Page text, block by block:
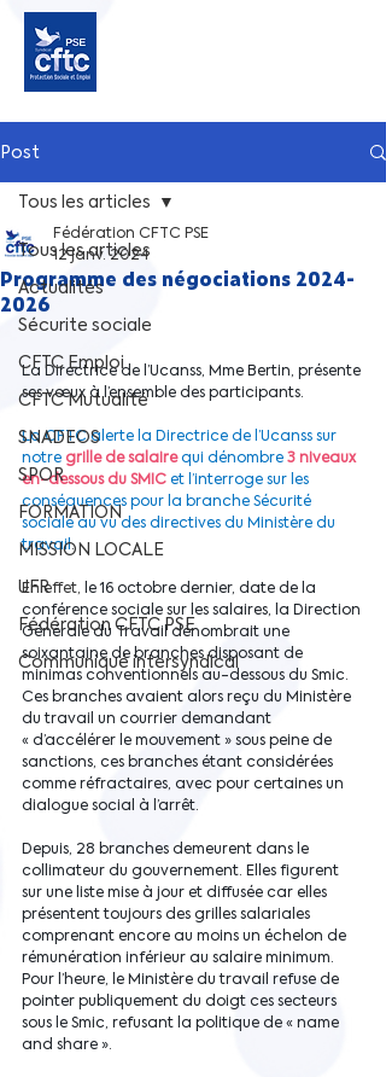
Post
Tous les articles
Actualités
Sécurite sociale
CFTC Emploi
CFTC Mutualité
SNADEOS
SPOR
FORMATION
MISSION LOCALE
UFR
Fédération CFTC PSE
Communiqué intersyndical
Tous les articles
Programme des négociations 2024-
2026
Fédération CFTC PSE
12 janv. 2024
La Directrice de l’Ucanss, Mme Bertin, présente
ses vœux à l’ensemble des participants.
La CFTC alerte la Directrice de l’Ucanss sur
notre grille de salaire qui dénombre 3 niveaux
en-dessous du SMIC et l’interroge sur les
conséquences pour la branche Sécurité
sociale au vu des directives du Ministère du
travail.
En effet, le 16 octobre dernier, date de la
conférence sociale sur les salaires, la Direction
Générale du Travail dénombrait une
soixantaine de branches disposant de
minimas conventionnels au-dessous du Smic.
Ces branches avaient alors reçu du Ministère
du travail un courrier demandant
« d’accélérer le mouvement » sous peine de
sanctions, ces branches étant considérées
comme réfractaires, avec pour certaines un
dialogue social à l’arrêt.
Depuis, 28 branches demeurent dans le
collimateur du gouvernement. Elles figurent
sur une liste mise à jour et diffusée car elles
présentent toujours des grilles salariales
comprenant encore au moins un échelon de
rémunération inférieur au salaire minimum.
Pour l’heure, le Ministère du travail refuse de
pointer publiquement du doigt ces secteurs
sous le Smic, refusant la politique de « name
and share ».